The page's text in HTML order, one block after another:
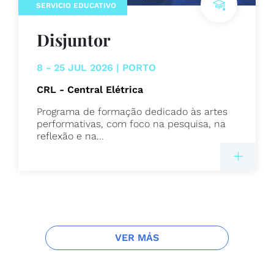
SERVICIO EDUCATIVO
Disjuntor
8 - 25 JUL 2026 | PORTO
CRL - Central Elétrica
Programa de formação dedicado às artes
performativas, com foco na pesquisa, na
reflexão e na...
VER MÁS